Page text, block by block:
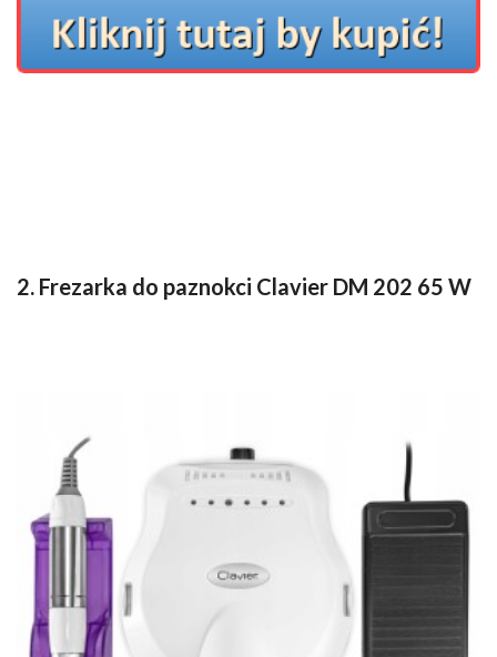
2. Frezarka do paznokci Clavier DM 202 65 W